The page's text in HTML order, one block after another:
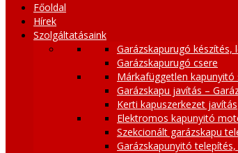
Főoldal
Hírek
Szolgáltatásaink
Garázskapurugó készítés,
Garázskapurugó csere
Márkafüggetlen
Garázskapu javítás –
Kerti kapuszerkezet javítás
Elektromos kapunyitó
Szekcionált garázskapu
Garázskapunyitó